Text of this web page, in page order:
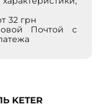
32 грн
Почтой с
KETER